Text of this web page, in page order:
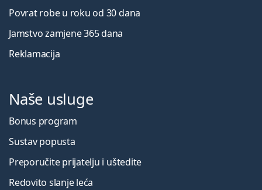
Povrat robe u roku od 30 dana
Jamstvo zamjene 365 dana
Reklamacija
Naše usluge
Bonus program
Sustav popusta
Preporučite prijatelju i uštedite
Redovito slanje leća